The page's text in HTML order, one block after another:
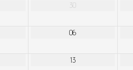
30
06
13